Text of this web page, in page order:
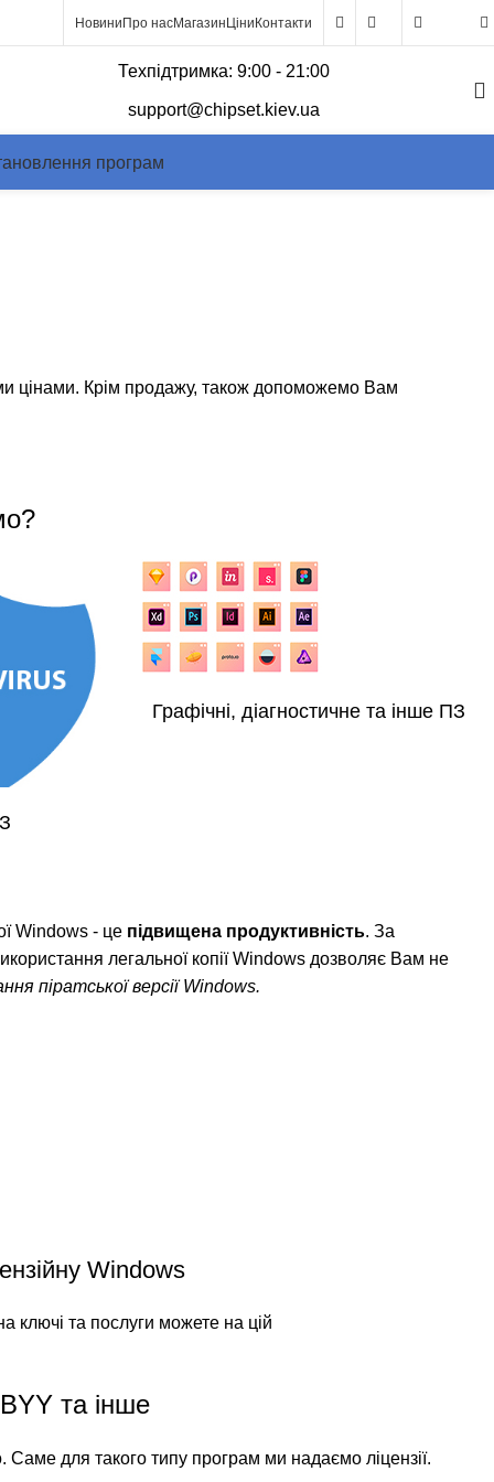
НовиниПро насМагазинЦіниКонтакти
Техпідтримка: 9:00 - 21:00
support@chipset.kiev.ua
програм
цінами. Крім продажу, також допоможемо Вам
Графічні, діагностичне та інше ПЗ
Windows - це підвищена продуктивність. За
легальної копії Windows дозволяє Вам не
піратської версії Windows.
Windows
ключі та послуги можете на цій
та інше
для такого типу програм ми надаємо ліцензії.